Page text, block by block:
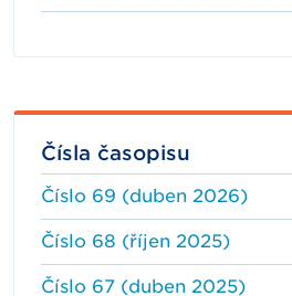
Čísla časopisu
Číslo 69 (duben 2026)
Číslo 68 (říjen 2025)
Číslo 67 (duben 2025)